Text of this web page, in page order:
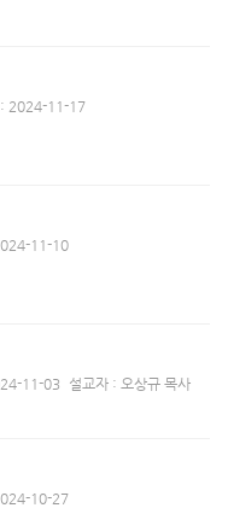
: 2024-11-17
11-10
11-03 설교자 : 오상규 목사
10-27